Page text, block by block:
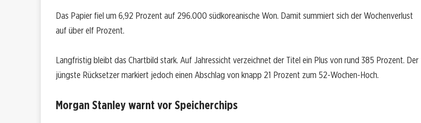
Das Papier fiel um 6,92 Prozent auf 296.000 südkoreanische Won. Damit summiert sich der Wochenverlust
auf über elf Prozent.
Langfristig bleibt das Chartbild stark. Auf Jahressicht verzeichnet der Titel ein Plus von rund 385 Prozent. Der
jüngste Rücksetzer markiert jedoch einen Abschlag von knapp 21 Prozent zum 52-Wochen-Hoch.
Morgan Stanley warnt vor Speicherchips